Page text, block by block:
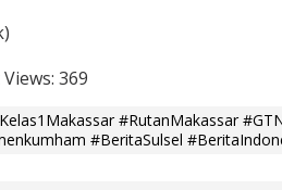
369
#RutanMakassar
#BeritaSulsel